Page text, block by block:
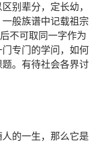
别辈分，定长幼，
般族谱中记载祖宗
不可取同一字作为
专门的学问，如何
。有待社会各界讨
的一生，那么它是